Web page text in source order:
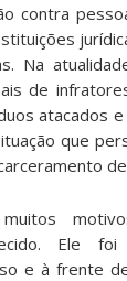
contra
Na
de
atacados
que
Ele
e à frente